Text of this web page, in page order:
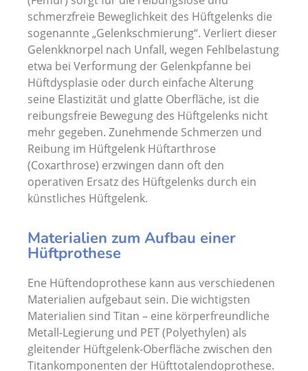
schmerzfreie Beweglichkeit des Hüftgelenks die
sogenannte „Gelenkschmierung“. Verliert dieser
Gelenkknorpel nach Unfall, wegen Fehlbelastung
etwa bei Verformung der Gelenkpfanne bei
Hüftdysplasie oder durch einfache Alterung
seine Elastizität und glatte Oberfläche, ist die
reibungsfreie Bewegung des Hüftgelenks nicht
mehr gegeben. Zunehmende Schmerzen und
Reibung im Hüftgelenk Hüftarthrose
(Coxarthrose) erzwingen dann oft den
operativen Ersatz des Hüftgelenks durch ein
künstliches Hüftgelenk.
Materialien zum Aufbau einer
Hüftprothese
Ene Hüftendoprothese kann aus verschiedenen
Materialien aufgebaut sein. Die wichtigsten
Materialien sind Titan – eine körperfreundliche
Metall-Legierung und PET (Polyethylen) als
gleitender Hüftgelenk-Oberfläche zwischen den
Titankomponenten der Hüfttotalendoprothese.